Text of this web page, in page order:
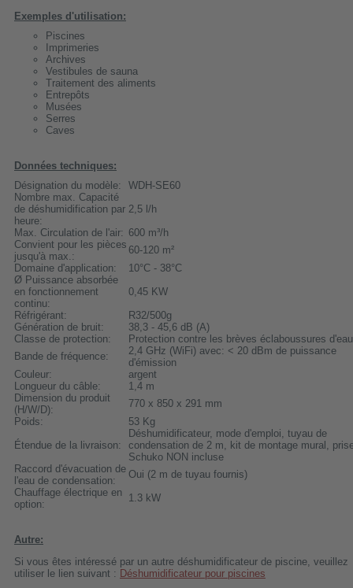
Exemples d'utilisation:
Piscines
Imprimeries
Archives
Vestibules de sauna
Traitement des aliments
Entrepôts
Musées
Serres
Caves
Données techniques:
Désignation du modèle:
WDH-SE60
Nombre max. Capacité
de déshumidification par
heure:
2,5 l/h
Max. Circulation de l'air: 600 m³/h
Convient pour les pièces
jusqu'à max.:
60-120 m²
Domaine d'application:
10°C - 38°C
Ø Puissance absorbée
en fonctionnement
continu:
0,45 KW
Réfrigérant:
R32/500g
Génération de bruit:
38,3 - 45,6 dB (A)
Classe de protection:
Protection contre les brèves éclaboussures d'eau
Bande de fréquence:
2,4 GHz (WiFi) avec: < 20 dBm de puissance
d'émission
Couleur:
argent
Longueur du câble:
1,4 m
Dimension du produit
(H/W/D):
770 x 850 x 291 mm
Poids:
53 Kg
Étendue de la livraison:
Déshumidificateur, mode d'emploi, tuyau de
condensation de 2 m, kit de montage mural,
Schuko NON incluse
Raccord d'évacuation de
l'eau de condensation:
Oui (2 m de tuyau fournis)
Chauffage électrique en
option:
1.3 kW
Autre:
Si vous êtes intéressé par un autre déshumidificateur de piscine, veuillez
utiliser le lien suivant : Déshumidificateur pour piscines